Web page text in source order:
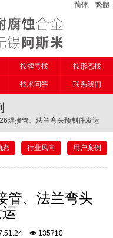
简体 繁體
按牌号找 按形态找
技术问答 联系我们
焊接管、法兰弯头预制件发运
态 行业风向 用户案例
管、法兰弯头
135710